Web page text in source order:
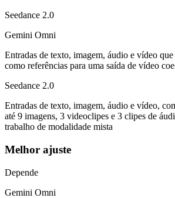
Seedance 2.0
Gemini Omni
Entradas de texto, imagem, áudio e vídeo que
como referências para uma saída de vídeo
Seedance 2.0
Entradas de texto, imagem, áudio e vídeo,
até 9 imagens, 3 videoclipes e 3 clipes de
trabalho de modalidade mista
Melhor ajuste
Depende
Gemini Omni